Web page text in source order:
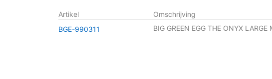
Artikel Omschrijving
BGE-990311
BIG GREEN EGG THE ONYX LARGE